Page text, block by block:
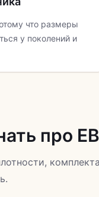
что размеры
у поколений и
про